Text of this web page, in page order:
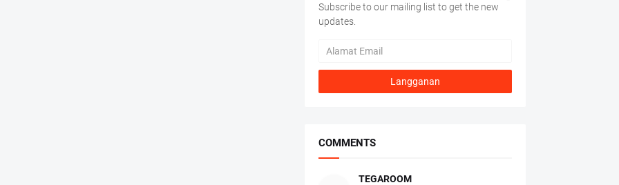
Subscribe to our mailing list to get the new
updates.
COMMENTS
TEGAROOM